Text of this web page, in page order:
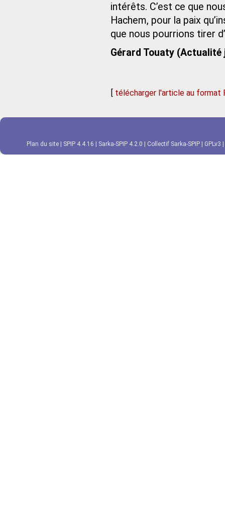
intérêts. C’est ce que
Hachem, pour la paix
que nous pourrions tirer
Gérard Touaty (Actualité
[ télécharger l'article au format
Plan du site SPIP 4.4.16 Sarka-SPIP 4.2.0 Collectif Sarka-SPIP GPLv3